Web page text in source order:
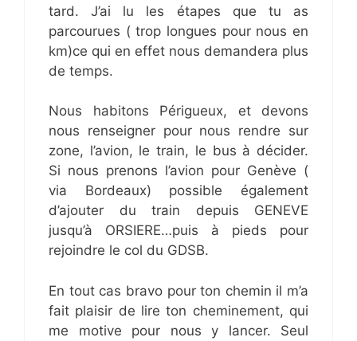
tard. J’ai lu les étapes que tu as
parcourues ( trop longues pour nous en
km)ce qui en effet nous demandera plus
de temps.
Nous habitons Périgueux, et devons
nous renseigner pour nous rendre sur
zone, l’avion, le train, le bus à décider.
Si nous prenons l’avion pour Genève (
via Bordeaux) possible également
d’ajouter du train depuis GENEVE
jusqu’à ORSIERE…puis à pieds pour
rejoindre le col du GDSB.
En tout cas bravo pour ton chemin il m’a
fait plaisir de lire ton cheminement, qui
me motive pour nous y lancer. Seul